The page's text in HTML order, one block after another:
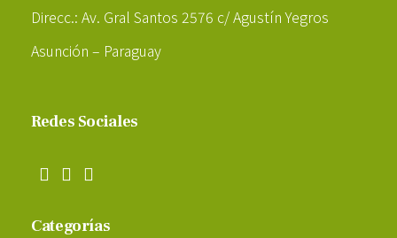
Direcc.: Av. Gral Santos 2576 c/ Agustín Yegros
Asunción – Paraguay
Redes Sociales
Categorías